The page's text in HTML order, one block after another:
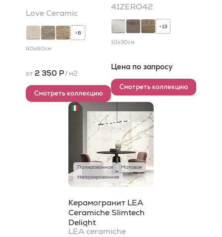
Love Ceramic
+6
60x60см
от 2 350 Р/ м2
Смотреть коллекцию
41ZERO42
+13
10x30см
Цена по запросу
Смотреть коллекцию
Полированная
Матовая
Неполированная
Керамогранит LEA
Ceramiche Slimtech
Delight
LEA ceramiche